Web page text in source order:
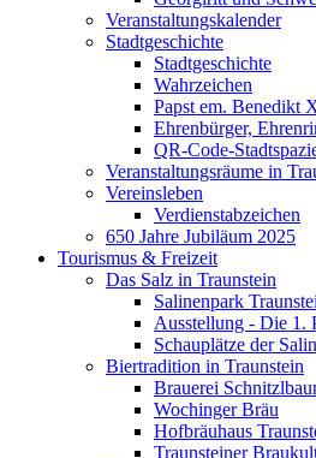
Veranstaltungskalender
Stadtgeschichte
Stadtgeschichte
Wahrzeichen
Papst em. Benedikt
Ehrenbürger,
QR-Code-
Veranstaltungsräume in
Vereinsleben
Verdienstabzeichen
650 Jahre Jubiläum 2025
Tourismus & Freizeit
Das Salz in Traunstein
Salinenpark
Ausstellung - Die 1.
Schauplätze der
Biertradition in Traunstein
Brauerei
Wochinger Bräu
Hofbräuhaus
Traunsteiner